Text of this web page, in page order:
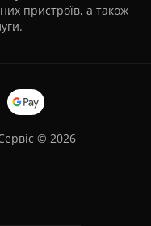
пристроїв, а також
© 2026